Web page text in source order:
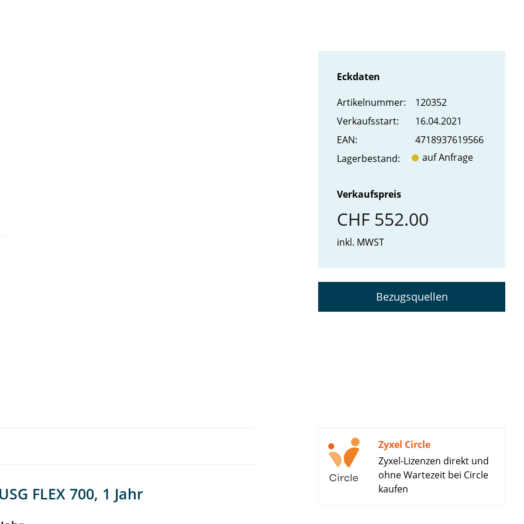
Eckdaten
Artikel­nummer:
120352
Verkaufs­start:
16.04.2021
EAN:
4718937619566
Lager­bestand:
auf Anfrage
Verkaufspreis
CHF 552.00
inkl. MWST
Bezugsquellen
FLEX 700, 1 Jahr
Zyxel Circle
Zyxel-Lizenzen direkt und
ohne Wartezeit bei Circle
kaufen